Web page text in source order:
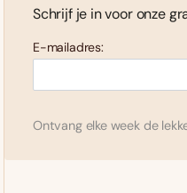
Schrijf je in voor onze
E-mailadres:
Ontvang elke week de